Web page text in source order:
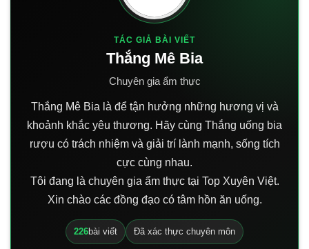
TÁC GIẢ BÀI VIẾT
Thắng Mê Bia
Chuyên gia ẩm thực
Thắng Mê Bia là để tận hưởng những hương vị và
khoảnh khắc yêu thương. Hãy cùng Thắng uống bia
rượu có trách nhiệm và giải trí lành mạnh, sống tích
cực cùng nhau.
Tôi đang là chuyên gia ẩm thực tại Top Xuyên Việt.
Xin chào các đồng đạo có tâm hồn ăn uống.
226bài viết Đã xác thực chuyên môn